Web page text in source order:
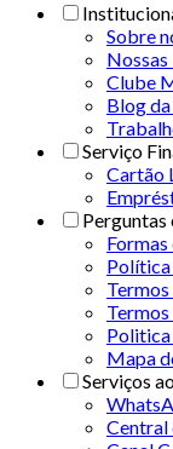
Sobre
Nossas
Clube
Blog da
Serviço
Cartão
Perguntas
Política
Mapa
Serviços
Central